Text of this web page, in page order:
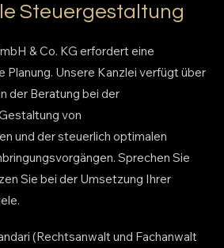
Steuergestaltung
& Co. KG erfordert eine
Planung. Unsere Kanzlei verfügt über
der Beratung bei der
von
und der steuerlich optimalen
Sprechen Sie
Sie bei der Umsetzung Ihrer
(Rechtsanwalt und Fachanwalt